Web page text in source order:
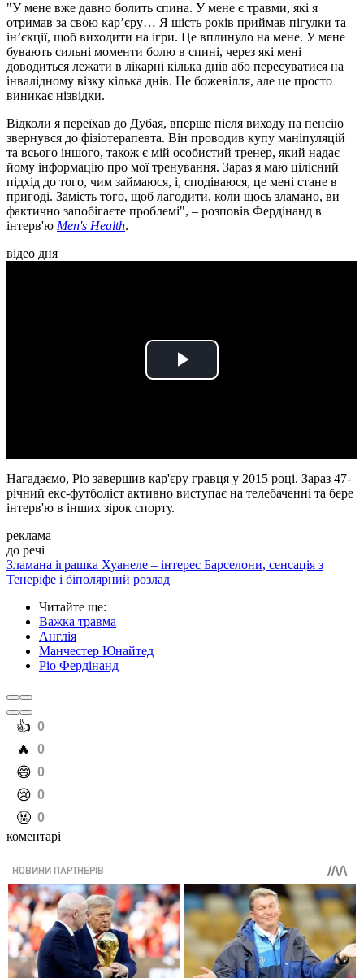
"У мене вже давно болить спина. У мене є травми, які я
отримав за свою кар’єру… Я шість років приймав пігулки та
ін’єкції, щоб виходити на ігри. Це вплинуло на мене. У мене
бувають сильні моменти болю в спині, через які мені
доводиться лежати в лікарні кілька днів або пересуватися на
інвалідному візку кілька днів. Це божевілля, але це просто
виникає нізвідки.
Відколи я переїхав до Дубая, вперше після виходу на пенсію
звернувся до фізіотерапевта. Він проводив купу маніпуляцій
та всього іншого, також є мій особистий тренер, який надає
йому інформацію про мої тренування. Зараз я маю цілісний
підхід до того, чим займаюся, і, сподіваюся, це мені стане в
пригоді. Замість того, щоб лагодити, коли щось зламано, ви
фактично запобігаєте проблемі", – розповів Фердінанд в
інтерв'ю Men's Health.
відео дня
Play
Нагадаємо, Ріо завершив кар'єру гравця у 2015 році. Зараз 47-
річний екс-футболіст активно виступає на телебаченні та бере
інтерв'ю в інших зірок спорту.
реклама
до речі
Зламана іграшка Хуанеле – інтерес Барселони, сенсація з
Тенеріфе і біполярний розлад
Читайте ще:
Важка травма
Англія
Манчестер Юнайтед
Ріо Фердінанд
️👍 0
️🔥 0
️😄 0
️😢 0
️🤬 0
коментарі